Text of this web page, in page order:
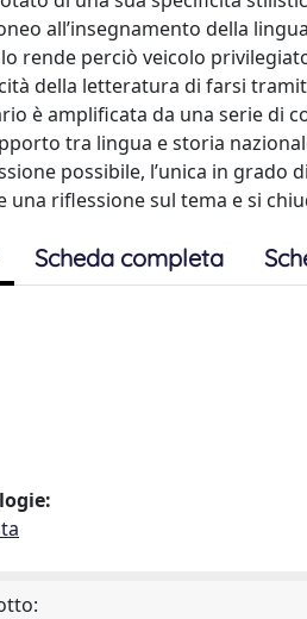
all’insegnamento della
rende perciò veicolo
della letteratura di farsi
è amplificata da una serie di
tra lingua e storia
possibile, l’unica in
riflessione sul tema e si
Scheda completa